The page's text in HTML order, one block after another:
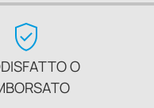
verified_user
O